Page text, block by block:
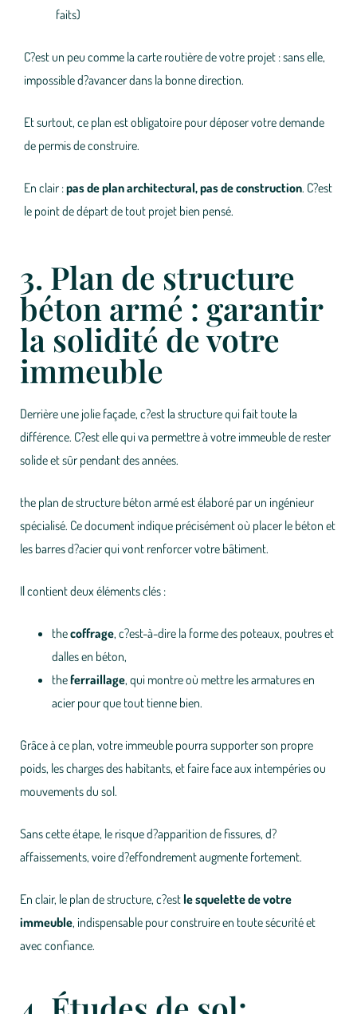
faits)
C?est un peu comme la carte routière de votre projet : sans elle,
impossible d?avancer dans la bonne direction.
Et surtout, ce plan est obligatoire pour déposer votre demande
de permis de construire.
En clair :pas de plan architectural, pas de construction. C?est
le point de départ de tout projet bien pensé.
3. Plan de structure
béton armé : garantir
la solidité de votre
immeuble
Derrière une jolie façade, c?est la structurequi fait toute la
différence. C?est elle qui va permettre à votre immeuble de rester
solide et sûr pendant des années.
the plan de structure béton arméest élaboré par un ingénieur
spécialisé. Ce document indique précisément où placer le béton et
les barres d?acier qui vont renforcer votre bâtiment.
Il contient deux éléments clés :
thecoffrage, c?est-à-dire la forme des poteaux, poutres et
dalles en béton,
theferraillage, qui montre où mettre les armatures en
acier pour que tout tienne bien.
Grâce à ce plan, votre immeuble pourra supporter son propre
poids, les charges des habitants, et faire face aux intempéries ou
mouvements du sol.
Sans cette étape, le risque d?apparition de fissures, d?
affaissements, voire d?effondrement augmente fortement.
En clair, le plan de structure, c?est le squelette de votre
immeuble, indispensable pour construire en toute sécurité et
avec confiance.